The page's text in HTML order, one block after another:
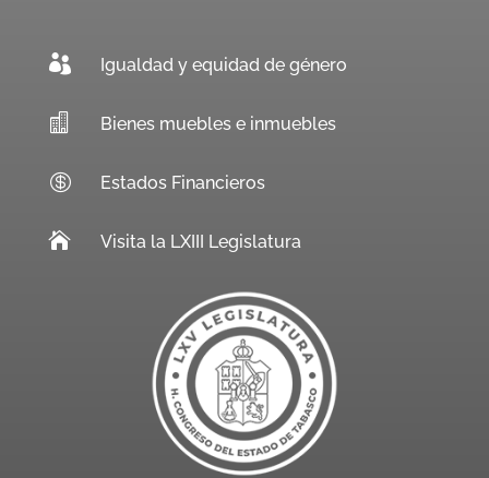
 Igualdad y equidad de género
 Bienes muebles e inmuebles
 Estados Financieros
 Visita la LXIII Legislatura